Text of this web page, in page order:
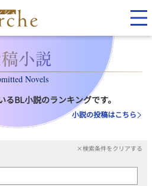
Novels
るBL小説のランキングです。
小説の投稿はこちら
×検索条件をクリアする